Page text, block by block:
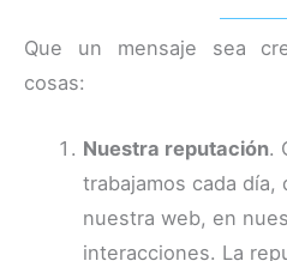
Que un mensaje sea
cosas:
Nuestra reputación.
trabajamos cada día,
nuestra web, en
interacciones. La